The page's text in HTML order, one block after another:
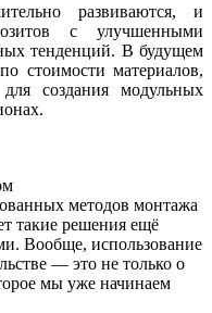
развиваются, и
с улучшенными
тенденций. В будущем
стоимости материалов,
создания модульных
методов монтажа
такие решения ещё
Вообще, использование
— это не только о
мы уже начинаем